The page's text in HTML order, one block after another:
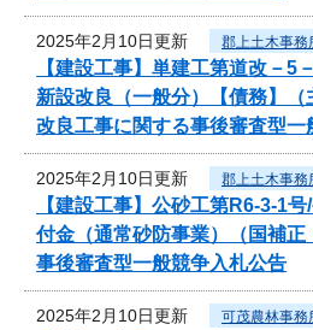
2025年2月10日更新 郡上土木事務
【建設工事】単建工第道改－
新設改良（一般分）【債務】
改良工事に関する事後審査型一
2025年2月10日更新 郡上土木事務
【建設工事】公砂工第R6-3-1
付金（通常砂防事業）（国補正
事後審査型一般競争入札公告
2025年2月10日更新 可茂農林事務